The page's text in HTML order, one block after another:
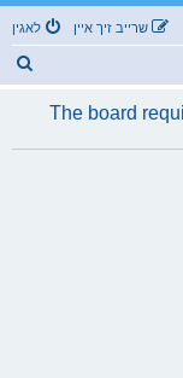
לאגין שרייב זיך איין
The board